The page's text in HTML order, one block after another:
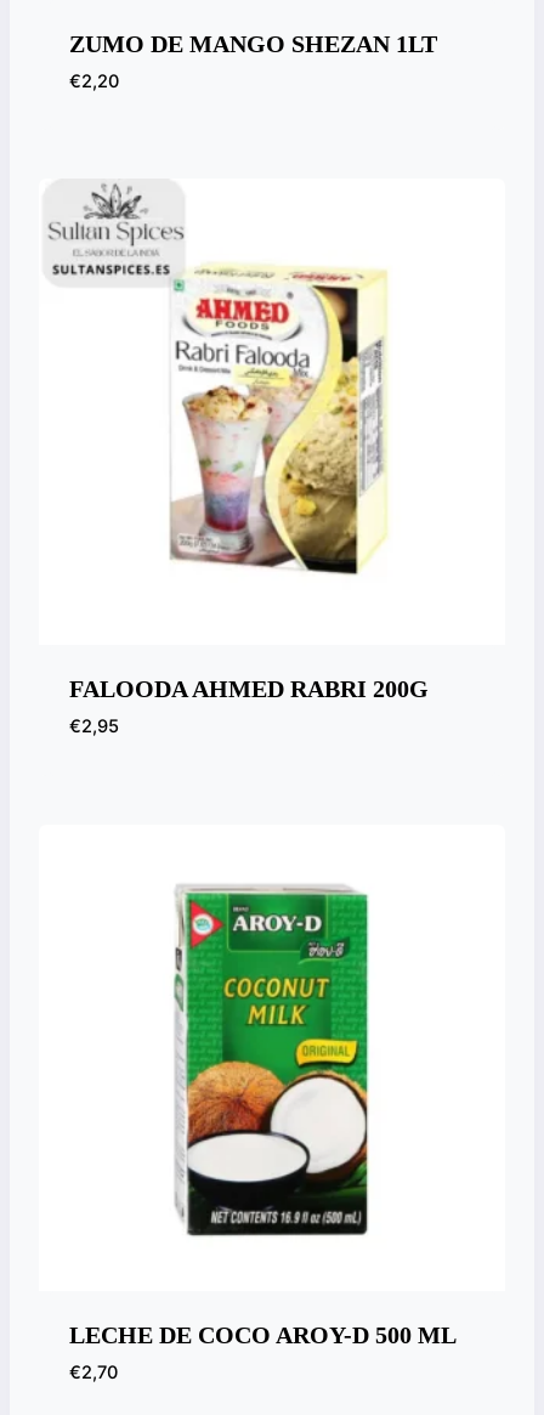
ZUMO DE MANGO SHEZAN 1LT
€2,20
FALOODA AHMED RABRI 200G
€2,95
LECHE DE COCO AROY-D 500 ML
€2,70